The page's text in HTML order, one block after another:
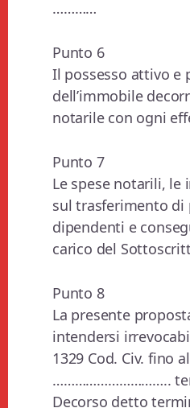
…………
Punto 6
Il possesso attivo e
dell’immobile
notarile con ogni
Punto 7
Le spese notarili, le
sul trasferimento di
dipendenti e
carico del
Punto 8
La presente
intendersi
1329 Cod. Civ. fino al
…………………………..
Decorso detto